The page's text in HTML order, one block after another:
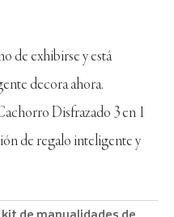
de exhibirse y está
decora ahora.
Disfrazado 3 en 1
de regalo inteligente y